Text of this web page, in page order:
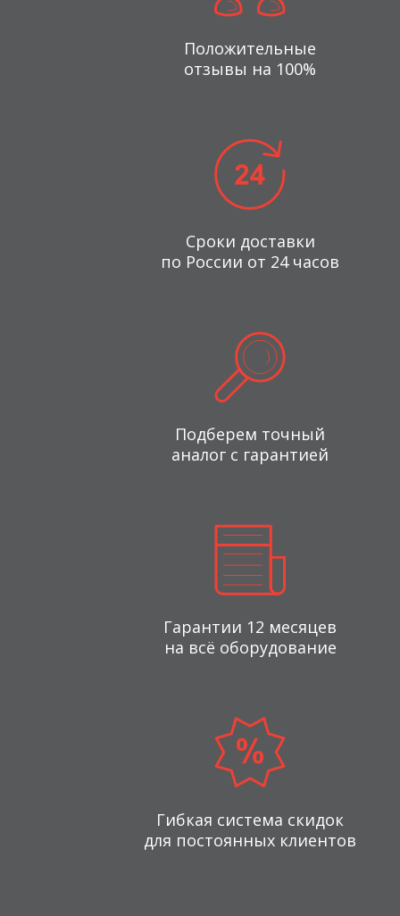
Положительные
отзывы на 100%
Сроки доставки
по России от 24 часов
Подберем точный
аналог с гарантией
Гарантии 12 месяцев
на всё оборудование
Гибкая система скидок
для постоянных клиентов